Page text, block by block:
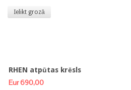
Ielikt grozā
RHEN atpūtas krēsls
Eur 690,00